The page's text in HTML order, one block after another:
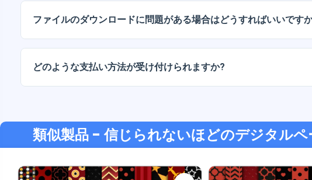
ファイルのダウンロードに問題がある場合はどうすればいいです
どのような支払い方法が受け付けられますか?
類似製品 - 信じられないほどのデジタル